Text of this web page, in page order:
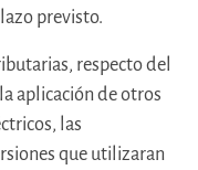
previsto.
respecto del
aplicación de otros
las
que utilizaran